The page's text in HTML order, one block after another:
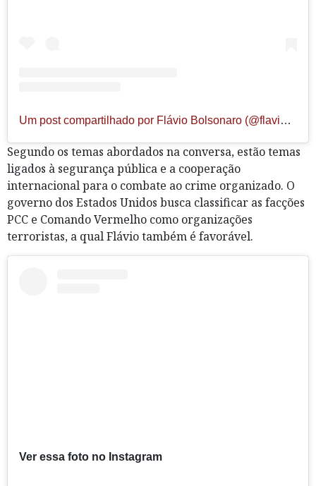
Um post compartilhado por Flávio Bolsonaro (@flaviobolsonaro)
Segundo os temas abordados na conversa, estão temas
ligados à segurança pública e a cooperação
internacional para o combate ao crime organizado. O
governo dos Estados Unidos busca classificar as facções
PCC e Comando Vermelho como organizações
terroristas, a qual Flávio também é favorável.
Ver essa foto no Instagram